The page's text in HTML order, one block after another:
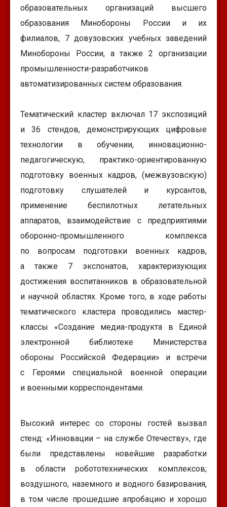
образовательных организаций высшего
образования Минобороны России и их
филиалов, 7 довузовских учебных заведений
Минобороны России, а также 2 организации
промышленности-разработчиков
автоматизированных систем образования.
Тематический кластер включал 17 экспозиций
и 36 стендов, демонстрирующих цифровые
технологии в обучении, инновационно-
педагогическую, практико-ориентированную
подготовку военных кадров, (межвузовскую)
подготовку слушателей и курсантов,
применение беспилотных летательных
аппаратов, взаимодействие с предприятиями
оборонно-промышленного комплекса
по вопросам подготовки военных кадров,
а также 7 экспонатов, характеризующих
достижения воспитанников в образовательной
и научной областях. Кроме того, в ходе работы
тематического кластера проводились мастер-
классы «Создание медиа-продукта в Единой
электронной библиотеке Министерства
обороны Российской Федерации» и встречи
с Героями специальной военной операции
и военными корреспондентами.
Высокий интерес со стороны гостей вызвал
стенд: «Инновации – на службе Отечеству», где
были представлены новейшие разработки
в области робототехнических комплексов;
воздушного, наземного и водного базирования,
в том числе прошедшие апробацию и хорошо